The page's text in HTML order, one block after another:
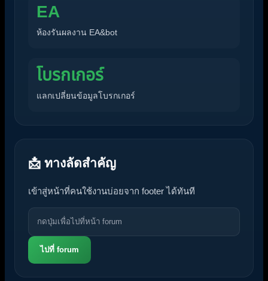
EA
ห้องรันผลงาน EA&bot
โบรกเกอร์
แลกเปลี่ยนข้อมูลโบรกเกอร์
📩 ทางลัดสำคัญ
เข้าสู่หน้าที่คนใช้งานบ่อยจาก footer ได้ทันที
ไปที่ forum